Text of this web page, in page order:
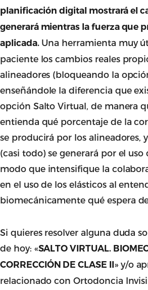
planificación digital mostrará el
generará mientras la fuerza que
aplicada. Una herramienta muy
paciente los cambios reales
alineadores (bloqueando la
enseñándole la diferencia que
opción Salto Virtual, de manera
entienda qué porcentaje de la
se producirá por los alineadores,
(casi todo) se generará por el uso
modo que intensifique la
en el uso de los elásticos al
biomecánicamente qué espera
Si quieres resolver alguna duda
de hoy: «SALTO VIRTUAL.
CORRECCIÓN DE CLASE II» y/o
relacionado con Ortodoncia